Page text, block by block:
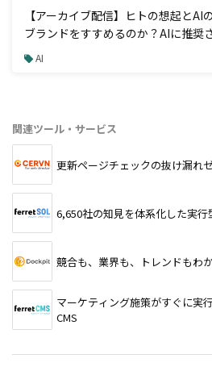
【アーカイブ配信】ヒトの想起とAI
ブランドをすすめるのか？AIに推奨
説 AI
関連ツール・サービス
更新ページチェックの抜け漏れ
6,650社の知見を体系化した実行
競合も、業界も、トレンドもわ
マーケティング施策がすぐに実
CMS